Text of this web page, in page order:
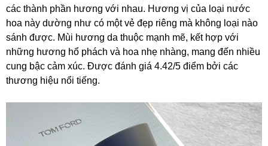
các thành phần hương với nhau. Hương vị của loại nước
hoa này dường như có một vẻ đẹp riêng mà không loại nào
sánh được. Mùi hương da thuộc mạnh mẽ, kết hợp với
những hương hổ phách và hoa nhẹ nhàng, mang đến nhiều
cung bậc cảm xúc. Được đánh giá 4.42/5 điểm bởi các
thương hiệu nổi tiếng.